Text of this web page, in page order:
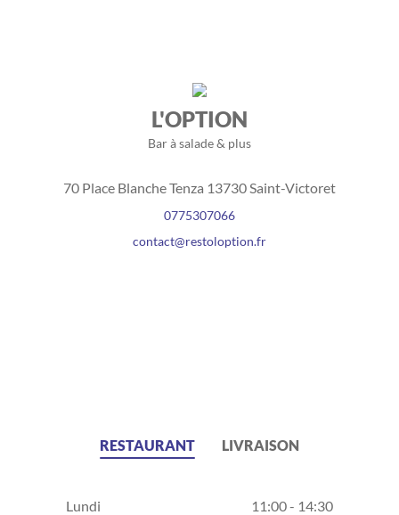
L'OPTION
Bar à salade & plus
70 Place Blanche Tenza 13730 Saint-Victoret
0775307066
contact@restoloption.fr
RESTAURANT LIVRAISON
Lundi
11:00 - 14:30